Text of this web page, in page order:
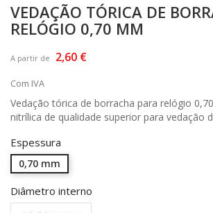
VEDAÇÃO TÓRICA DE
RELÓGIO 0,70 MM
A partir de 2,60 €
Com IVA
Vedação tórica de borracha para relógio
nitrílica de qualidade superior para vedação
Espessura
0,70 mm
Diâmetro interno